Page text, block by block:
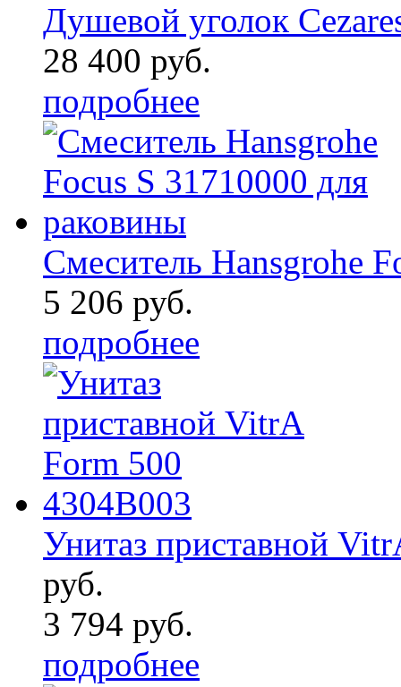
Душевой уголок
28 400 руб.
подробнее
Смеситель Hansgrohe
5 206 руб.
подробнее
Унитаз приставной
руб.
3 794 руб.
подробнее